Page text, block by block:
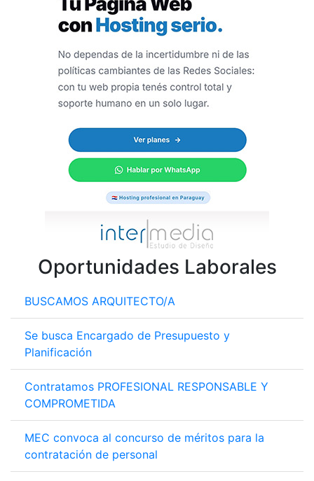
Oportunidades Laborales
BUSCAMOS ARQUITECTO/A
Se busca Encargado de Presupuesto y
Planificación
Contratamos PROFESIONAL RESPONSABLE Y
COMPROMETIDA
MEC convoca al concurso de méritos para la
contratación de personal